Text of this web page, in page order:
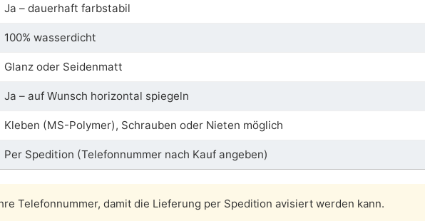
Ja – dauerhaft farbstabil
100% wasserdicht
Glanz oder Seidenmatt
Ja – auf Wunsch horizontal spiegeln
Kleben (MS-Polymer), Schrauben oder Nieten möglich
Per Spedition (Telefonnummer nach Kauf angeben)
Telefonnummer, damit die Lieferung per Spedition avisiert werden kann.